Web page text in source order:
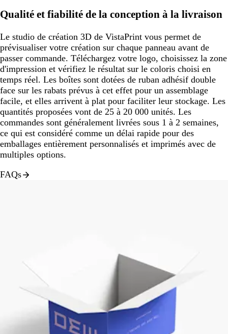
Qualité et fiabilité de la conception à la livraison
Le studio de création 3D de VistaPrint vous permet de
prévisualiser votre création sur chaque panneau avant de
passer commande. Téléchargez votre logo, choisissez la zone
d'impression et vérifiez le résultat sur le coloris choisi en
temps réel. Les boîtes sont dotées de ruban adhésif double
face sur les rabats prévus à cet effet pour un assemblage
facile, et elles arrivent à plat pour faciliter leur stockage. Les
quantités proposées vont de 25 à 20 000 unités. Les
commandes sont généralement livrées sous 1 à 2 semaines,
ce qui est considéré comme un délai rapide pour des
emballages entièrement personnalisés et imprimés avec de
multiples options.
FAQs